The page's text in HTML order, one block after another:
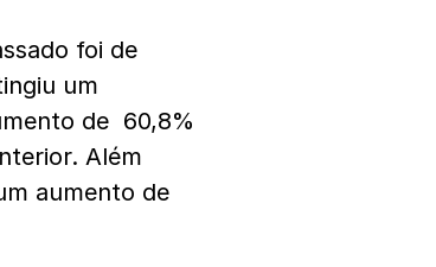
foi de
um
de 60,8%
Além
aumento de